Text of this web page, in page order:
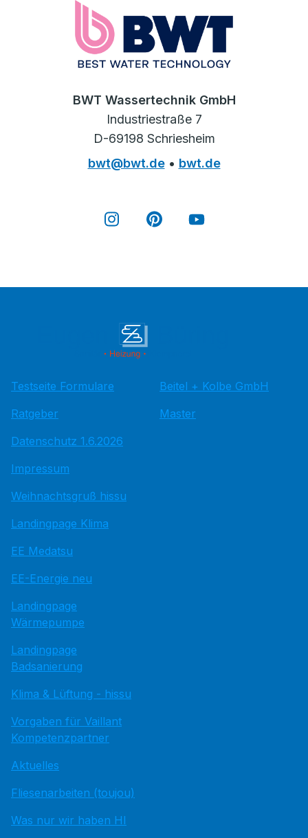
BWT Wassertechnik GmbH
Industriestraße 7
D-69198 Schriesheim
bwt@bwt.de• bwt.de
Testseite Formulare
Ratgeber
Datenschutz 1.6.2026
Impressum
Weihnachtsgruß hissu
Landingpage Klima
EE Medatsu
EE-Energie neu
Landingpage
Wärmepumpe
Landingpage
Badsanierung
Klima & Lüftung - hissu
Vorgaben für Vaillant
Kompetenzpartner
Aktuelles
Fliesenarbeiten (toujou)
Was nur wir haben HI
Beitel + Kolbe GmbH
Master